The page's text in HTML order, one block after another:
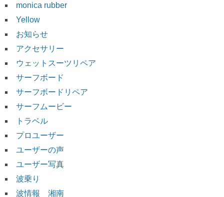
monica rubber
Yellow
お知らせ
アクセサリー
ウェットスーツリペア
サーフボード
サーフボードリペア
サーフムービー
トラベル
プロユーザー
ユーザーの声
ユーザー写真
波乗り
波情報 湘南